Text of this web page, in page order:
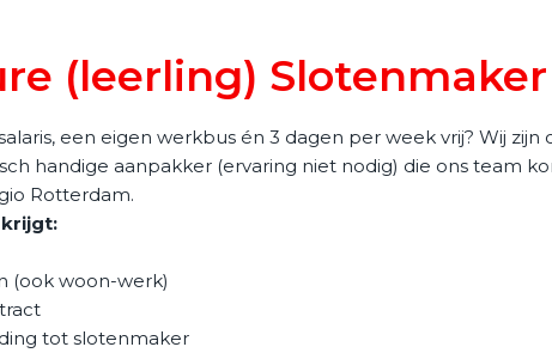
(leerling) Slotenmaker
een eigen werkbus én 3 dagen per week vrij? Wij zijn
handige aanpakker (ervaring niet nodig) die ons team
Rotterdam.
krijgt:
(ook woon-werk)
tot slotenmaker